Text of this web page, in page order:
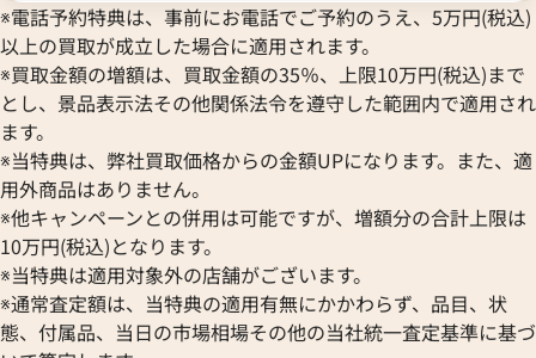
ルイ・ヴィトン モノグラムデニム ネオカ
ビィMM ハンドバッグ M95351
参考買取価格
72,000円
2025年8月17日時点
ルイ・ヴィトン
マBB ハンドバッ
67,000円
2026年6月17日時
※電話予約特典は、事前にお電話でご予約のうえ、5万円(税込)
以上の買取が成立した場合に適用されます。
※買取金額の増額は、買取金額の35％、上限10万円(税込)まで
とし、景品表示法その他関係法令を遵守した範囲内で適用され
ます。
※当特典は、弊社買取価格からの金額UPになります。また、適
用外商品はありません。
※他キャンペーンとの併用は可能ですが、増額分の合計上限は
10万円(税込)となります。
※当特典は適用対象外の店舗がございます。
※通常査定額は、当特典の適用有無にかかわらず、品目、状
態、付属品、当日の市場相場その他の当社統一査定基準に基づ